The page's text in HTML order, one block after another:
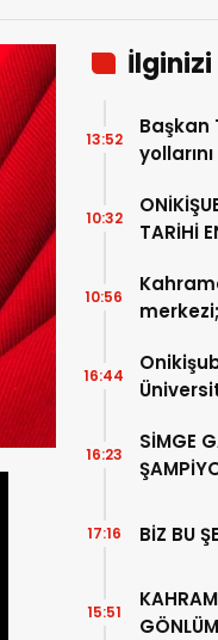
Başkan
13:52
TARİHİ
10:32
10:56
16:44
SİMGE
16:23
BİZ BU
17:16
15:51